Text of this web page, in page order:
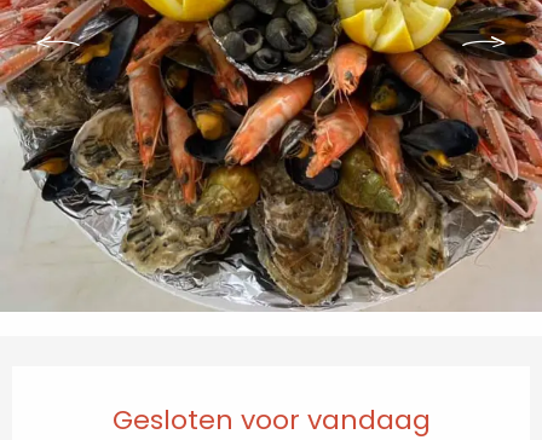
Gesloten voor vandaag